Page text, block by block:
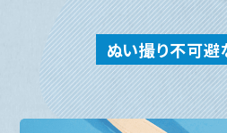
ぬい撮り不可避